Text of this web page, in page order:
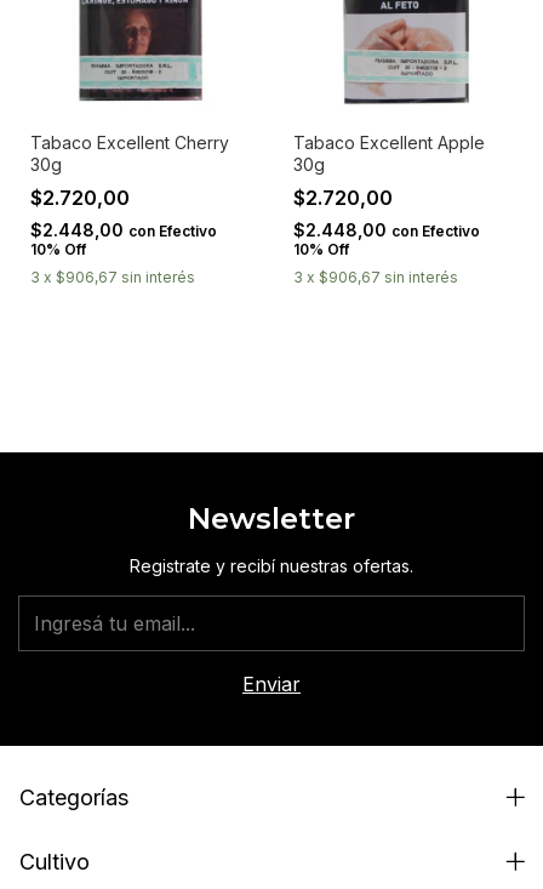
Tabaco Excellent Cherry
30g
$2.720,00
$2.448,00 con Efectivo
10% Off
3 x $906,67 sin interés
Tabaco Excellent Apple
30g
$2.720,00
$2.448,00 con Efectivo
10% Off
3 x $906,67 sin interés
Newsletter
Registrate y recibí nuestras ofertas.
Categorías
Cultivo